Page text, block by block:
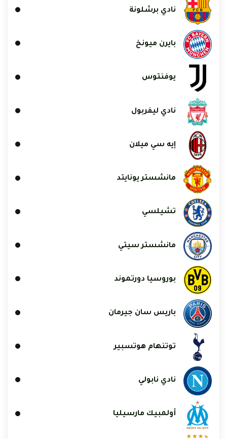
نادي برشلونة
بايرن ميونخ
يوفنتوس
نادي ليفربول
إيه سي ميلان
مانشستر يونايتد
تشيلسي
مانشستر سيتي
بوروسيا دورتموند
باريس سان جيرمان
توتنهام هوتسبير
نادي نابولي
أولمبيك مارسيليا